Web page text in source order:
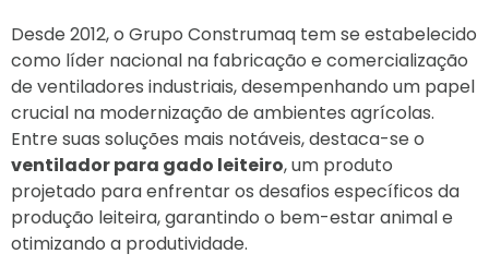
Desde 2012, o Grupo Construmaq tem se estabelecido
como líder nacional na fabricação e comercialização
de ventiladores industriais, desempenhando um papel
crucial na modernização de ambientes agrícolas.
Entre suas soluções mais notáveis, destaca-se o
ventilador para gado leiteiro, um produto
projetado para enfrentar os desafios específicos da
produção leiteira, garantindo o bem-estar animal e
otimizando a produtividade.